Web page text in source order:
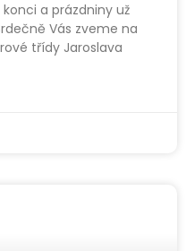
a prázdniny už
Vás zveme na
třídy Jaroslava